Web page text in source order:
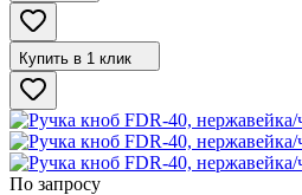
Купить в 1 клик
По запросу